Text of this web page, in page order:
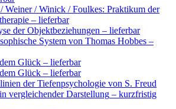
Weiner / Winick / Foulkes: Praktikum der
– lieferbar
der Objektbeziehungen – lieferbar
System von Thomas Hobbes –
Glück – lieferbar
Glück – lieferbar
der Tiefenpsychologie von S. Freud
vergleichender Darstellung – kurzfristig